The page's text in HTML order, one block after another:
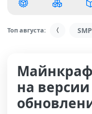
Топ августа:
на версии